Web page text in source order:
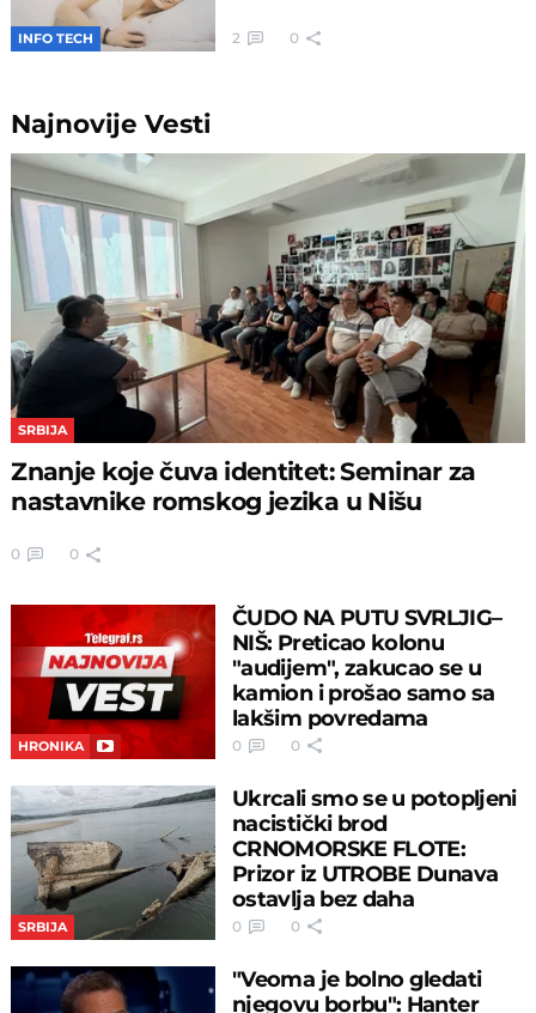
INFO TECH 2 0
NajnovijeVesti
SRBIJA
Znanje koje čuva identitet: Seminar za
nastavnike romskog jezika u Nišu
0 0
HRONIKA
ČUDO NA PUTU SVRLJIG–
NIŠ: Preticao kolonu
"audijem", zakucao se u
kamion i prošao samo sa
lakšim povredama
0 0
SRBIJA
Ukrcali smo se u potopljeni
nacistički brod
CRNOMORSKE FLOTE:
Prizor iz UTROBE Dunava
ostavlja bez daha
0 0
"Veoma je bolno gledati
njegovu borbu": Hanter